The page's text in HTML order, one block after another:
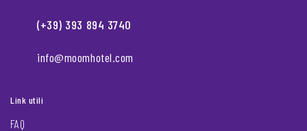
(+39) 393 894 3740
info@moomhotel.com
Link utili
FAQ